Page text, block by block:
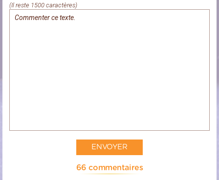
(Il reste 1500 caractères)
66 commentaires